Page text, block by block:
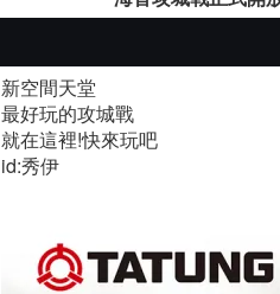
新空間天堂
最好玩的攻城戰
就在這裡!快來玩吧
id:秀伊